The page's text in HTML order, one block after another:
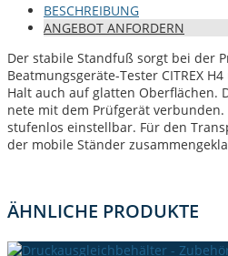
BESCHREI­BUNG
ANGE­BOT ANFORDERN
Der sta­bile Stand­fuß sorgt bei der
Beat­mungs­geräte-Tester CITREX
Halt auch auf glat­ten Ober­flächen.
nete mit dem Prüfgerät
stufen­los ein­stell­bar. Für den
der mobile Stän­der
ÄHN­LICHE PRODUKTE